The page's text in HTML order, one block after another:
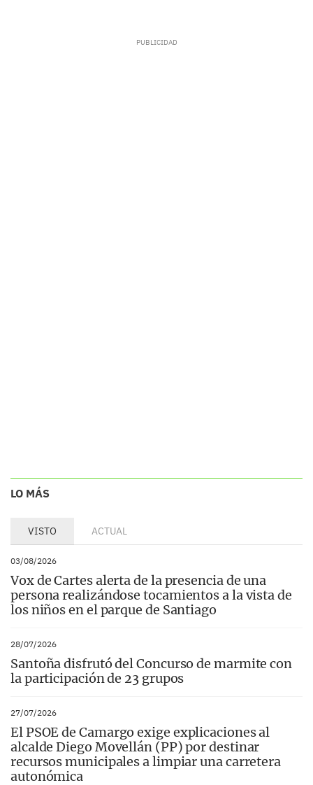
LO MÁS
VISTO ACTUAL
03/08/2026
Vox de Cartes alerta de la presencia de una
persona realizándose tocamientos a la vista de
los niños en el parque de Santiago
28/07/2026
Santoña disfrutó del Concurso de marmite con
la participación de 23 grupos
27/07/2026
El PSOE de Camargo exige explicaciones al
alcalde Diego Movellán (PP) por destinar
recursos municipales a limpiar una carretera
autonómica